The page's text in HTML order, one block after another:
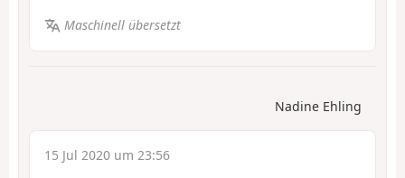
Maschinell übersetzt
Nadine Ehling
15 Jul 2020 um 23:56